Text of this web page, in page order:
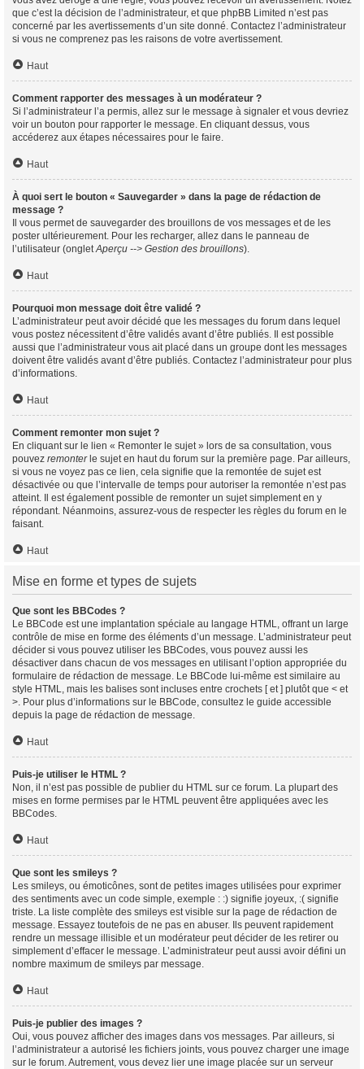
que c’est la décision de l’administrateur, et que phpBB Limited n’est pas
concerné par les avertissements d’un site donné. Contactez l’administrateur
si vous ne comprenez pas les raisons de votre avertissement.
Haut
Comment rapporter des messages à un modérateur ?
Si l’administrateur l’a permis, allez sur le message à signaler et vous devriez
voir un bouton pour rapporter le message. En cliquant dessus, vous
accéderez aux étapes nécessaires pour le faire.
Haut
À quoi sert le bouton « Sauvegarder » dans la page de rédaction de
message ?
Il vous permet de sauvegarder des brouillons de vos messages et de les
poster ultérieurement. Pour les recharger, allez dans le panneau de
l’utilisateur (ongletAperçu --> Gestion des brouillons).
Haut
Pourquoi mon message doit être validé ?
L’administrateur peut avoir décidé que les messages du forum dans lequel
vous postez nécessitent d’être validés avant d’être publiés. Il est possible
aussi que l’administrateur vous ait placé dans un groupe dont les messages
doivent être validés avant d’être publiés. Contactez l’administrateur pour plus
d’informations.
Haut
Comment remonter mon sujet ?
En cliquant sur le lien « Remonter le sujet » lors de sa consultation, vous
pouvez remonterle sujet en haut du forum sur la première page. Par ailleurs,
si vous ne voyez pas ce lien, cela signifie que la remontée de sujet est
désactivée ou que l’intervalle de temps pour autoriser la remontée n’est pas
atteint. Il est également possible de remonter un sujet simplement en y
répondant. Néanmoins, assurez-vous de respecter les règles du forum en le
faisant.
Haut
Mise en forme et types de sujets
Que sont les BBCodes ?
Le BBCode est une implantation spéciale au langage HTML, offrant un large
contrôle de mise en forme des éléments d’un message. L’administrateur peut
décider si vous pouvez utiliser les BBCodes, vous pouvez aussi les
désactiver dans chacun de vos messages en utilisant l’option appropriée du
formulaire de rédaction de message. Le BBCode lui-même est similaire au
style HTML, mais les balises sont incluses entre crochets [ et ] plutôt que < et
>. Pour plus d’informations sur le BBCode, consultez le guide accessible
depuis la page de rédaction de message.
Haut
Puis-je utiliser le HTML ?
Non, il n’est pas possible de publier du HTML sur ce forum. La plupart des
mises en forme permises par le HTML peuvent être appliquées avec les
BBCodes.
Haut
Que sont les smileys ?
Les smileys, ou émoticônes, sont de petites images utilisées pour exprimer
des sentiments avec un code simple, exemple : :) signifie joyeux, :( signifie
triste. La liste complète des smileys est visible sur la page de rédaction de
message. Essayez toutefois de ne pas en abuser. Ils peuvent rapidement
rendre un message illisible et un modérateur peut décider de les retirer ou
simplement d’effacer le message. L’administrateur peut aussi avoir défini un
nombre maximum de smileys par message.
Haut
Puis-je publier des images ?
Oui, vous pouvez afficher des images dans vos messages. Par ailleurs, si
l’administrateur a autorisé les fichiers joints, vous pouvez charger une image
sur le forum. Autrement, vous devez lier une image placée sur un serveur